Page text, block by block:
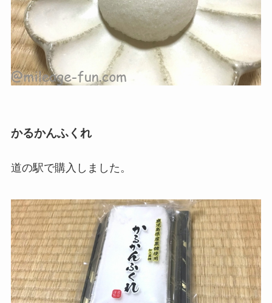
かるかんふくれ
道の駅で購入しました。